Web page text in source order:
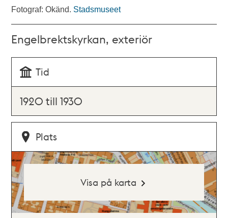
Fotograf: Okänd. Stadsmuseet
Engelbrektskyrkan, exteriör
Tid
1920 till 1930
Plats
Visa på karta